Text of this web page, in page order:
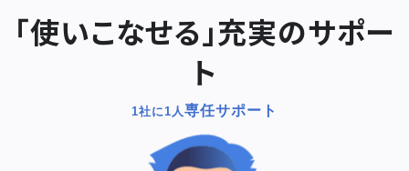
「使いこなせる」充実のサポー
ト
1社に1人専任サポート